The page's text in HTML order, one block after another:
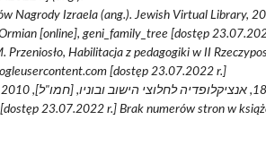
Nagrody Izraela (ang.). Jewish Virtual Library,
[online], geni_family_tree [dostęp
Przeniosło, Habilitacja z pedagogiki w II
[dostęp 23.07.2022 r.]
23.07.2022 r.] Brak numerów stron w